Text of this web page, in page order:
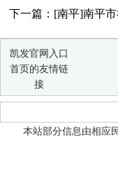
下一篇：[南平]南平
凯发官网入口
首页的友情链
接
本站部分信息由相应